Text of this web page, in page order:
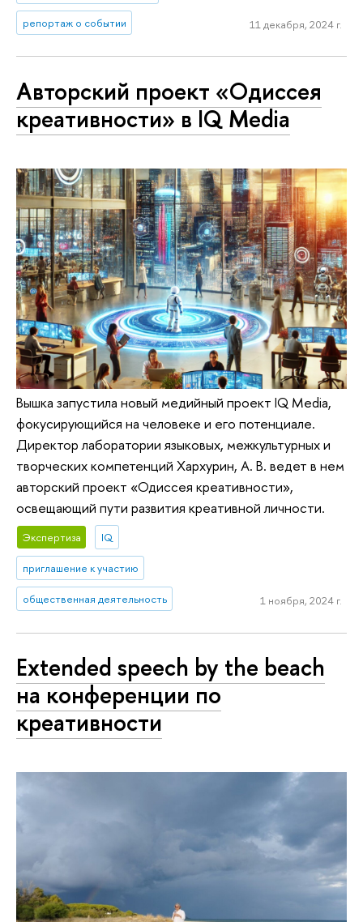
репортаж о событии 11 декабря, 2024 г.
Авторский проект «Одиссея
креативности» в IQ Media
Вышка запустила новый медийный проект IQ Media,
фокусирующийся на человеке и его потенциале.
Директор лаборатории языковых, межкультурных и
творческих компетенций Хархурин, А. В. ведет в нем
авторский проект «Одиссея креативности»,
освещающий пути развития креативной личности.
Экспертиза IQ
приглашение к участию
общественная деятельность 1 ноября, 2024 г.
Extended speech by the beach
на конференции по
креативности